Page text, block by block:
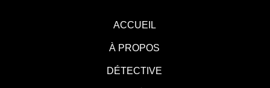
ACCUEIL
À PROPOS
DÉTECTIVE